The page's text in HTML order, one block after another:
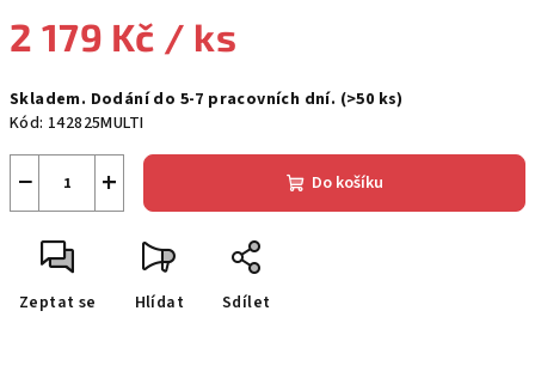
2 179 Kč / ks
cena:
Skladem. Dodání do 5-7 pracovních dní. (>50 ks)
Kód: 142825MULTI
+
− Do košíku
Zeptat se Hlídat Sdílet